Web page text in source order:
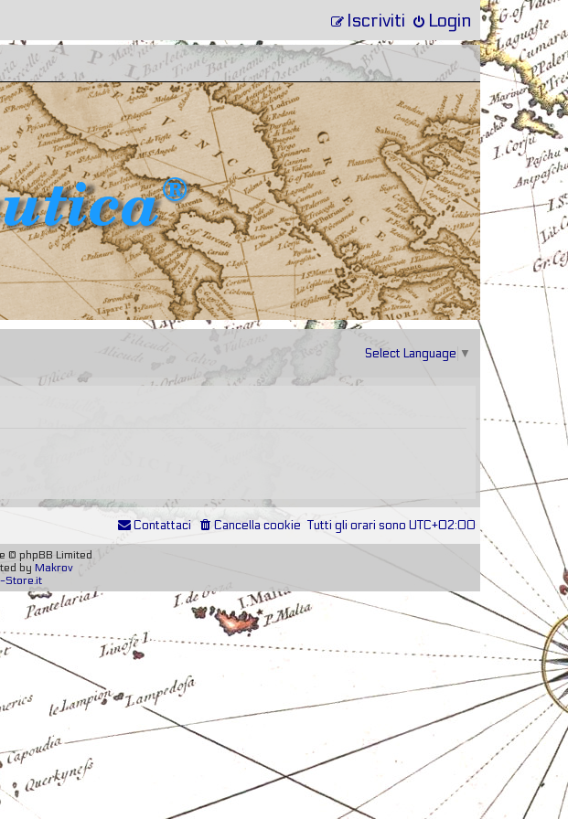
Login
Iscriviti
Select Language ▼
Tutti gli orari sono UTC+02:00
Cancella cookie
Contattaci
© phpBB Limited
by Makrov
Store.it